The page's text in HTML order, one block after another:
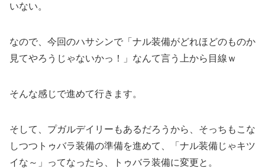
いない。
なので、今回のハサシンで「ナル装備がどれほどのものか
見てやろうじゃないかっ！」なんて言う上から目線ｗ
そんな感じで進めて行きます。
そして、プガルデイリーもあるだろうから、そっちもこな
しつつトゥバラ装備の準備を進めて、「ナル装備じゃキツ
イな～」ってなったら、トゥバラ装備に変更と。